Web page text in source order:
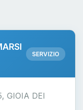
SERVIZIO
GIOIA DEI